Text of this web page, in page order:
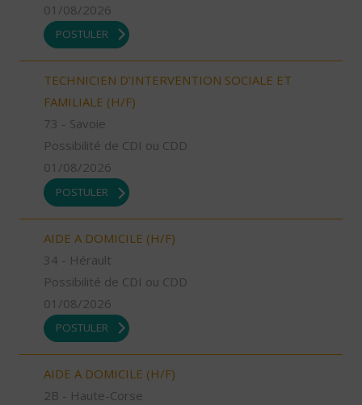
01/08/2026
POSTULER
TECHNICIEN D’INTERVENTION SOCIALE ET
FAMILIALE (H/F)
73 - Savoie
Possibilité de CDI ou CDD
01/08/2026
POSTULER
AIDE A DOMICILE (H/F)
34 - Hérault
Possibilité de CDI ou CDD
01/08/2026
POSTULER
AIDE A DOMICILE (H/F)
2B - Haute-Corse